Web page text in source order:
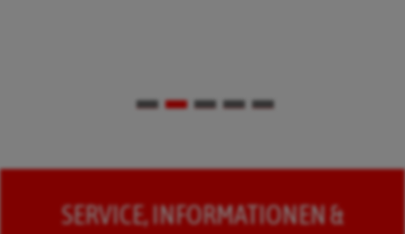
SERVICE, INFORMATIONEN &